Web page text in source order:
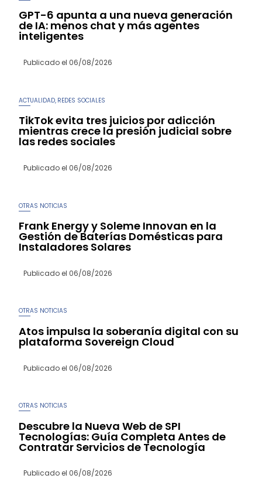
GPT-6 apunta a una nueva generación
de IA: menos chat y más agentes
inteligentes
Publicado el 06/08/2026
ACTUALIDAD REDES SOCIALES
TikTok evita tres juicios por adicción
mientras crece la presión judicial sobre
las redes sociales
Publicado el 06/08/2026
OTRAS NOTICIAS
Frank Energy y Soleme Innovan en la
Gestión de Baterías Domésticas para
Instaladores Solares
Publicado el 06/08/2026
OTRAS NOTICIAS
Atos impulsa la soberanía digital con su
plataforma Sovereign Cloud
Publicado el 06/08/2026
OTRAS NOTICIAS
Descubre la Nueva Web de SPI
Tecnologías: Guía Completa Antes de
Contratar Servicios de Tecnología
Publicado el 06/08/2026